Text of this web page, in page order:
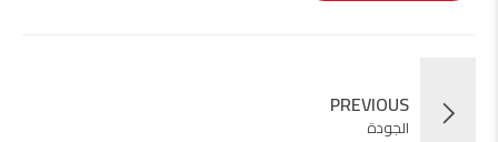
PREVIOUS
الجودة